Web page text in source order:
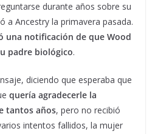
durante años sobre su
a Ancestry la primavera pasada.
una notificación de que Wood
padre biológico.
diciendo que esperaba que
quería agradecerle la
tantos años, pero no recibió
intentos fallidos, la mujer